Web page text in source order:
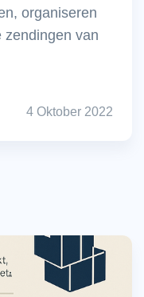
organiseren
zendingen van
4 Oktober 2022